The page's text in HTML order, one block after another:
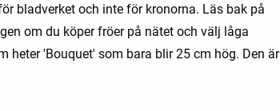
bladverket och inte för kronorna. Läs bak på
om du köper fröer på nätet och välj låga
heter 'Bouquet' som bara blir 25 cm hög. Den är